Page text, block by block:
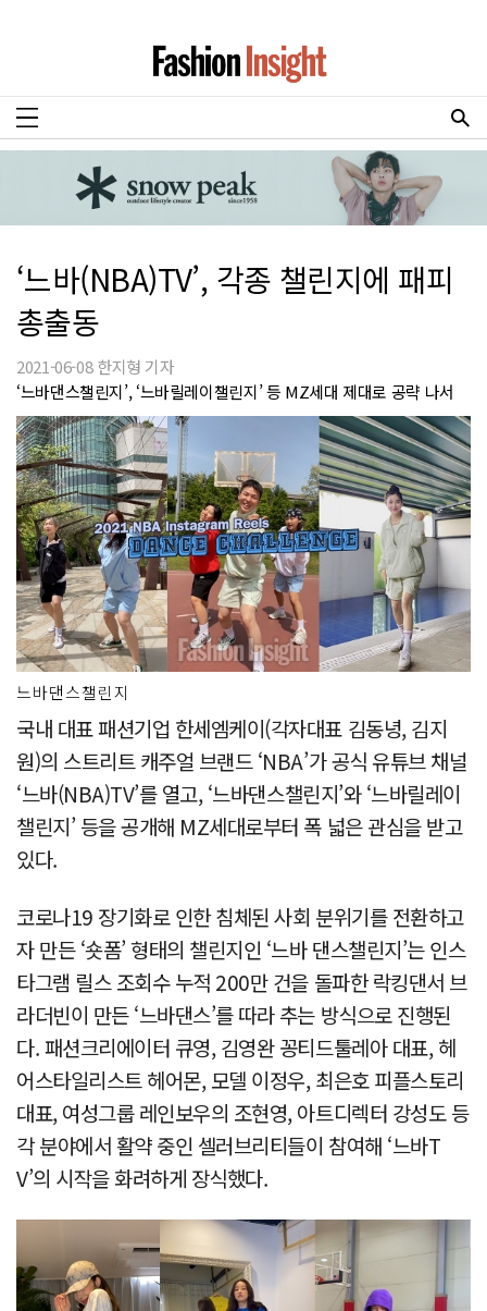
‘느바(NBA)TV’, 각종 챌린지에 패피
총출동
2021-06-08 한지형 기자
‘느바댄스챌린지’, ‘느바릴레이챌린지’ 등 MZ세대 제대로 공략 나서
느바댄스챌린지
국내 대표 패션기업 한세엠케이(각자대표 김동녕, 김지
원)의 스트리트 캐주얼 브랜드 ‘NBA’가 공식 유튜브 채널
‘느바(NBA)TV’를 열고, ‘느바댄스챌린지’와 ‘느바릴레이
챌린지’ 등을 공개해 MZ세대로부터 폭 넓은 관심을 받고
있다.
코로나19 장기화로 인한 침체된 사회 분위기를 전환하고
자 만든 ‘숏폼’ 형태의 챌린지인 ‘느바 댄스챌린지’는 인스
타그램 릴스 조회수 누적 200만 건을 돌파한 락킹댄서 브
라더빈이 만든 ‘느바댄스’를 따라 추는 방식으로 진행된
다. 패션크리에이터 큐영, 김영완 꽁티드툴레아 대표, 헤
어스타일리스트 헤어몬, 모델 이정우, 최은호 피플스토리
대표, 여성그룹 레인보우의 조현영, 아트디렉터 강성도 등
각 분야에서 활약 중인 셀러브리티들이 참여해 ‘느바T
V’의 시작을 화려하게 장식했다.